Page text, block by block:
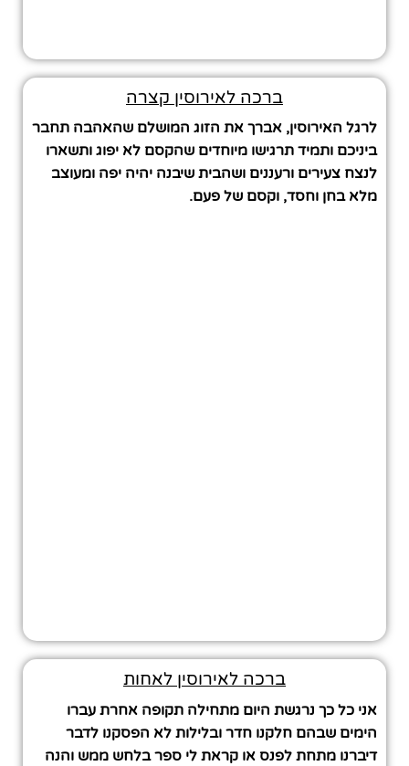
ברכה לאירוסין קצרה
לרגל האירוסין, אברך את הזוג המושלם שהאהבה תחבר
ביניכם ותמיד תרגישו מיוחדים שהקסם לא יפוג ותשארו
לנצח צעירים ורעננים ושהבית שיבנה יהיה יפה ומעוצב
מלא בחן וחסד, וקסם של פעם.
ברכה לאירוסין לאחות
אני כל כך נרגשת היום מתחילה תקופה אחרת עברו
הימים שבהם חלקנו חדר ובלילות לא הפסקנו לדבר
דיברנו מתחת לפנס או קראת לי ספר בלחש ממש והנה